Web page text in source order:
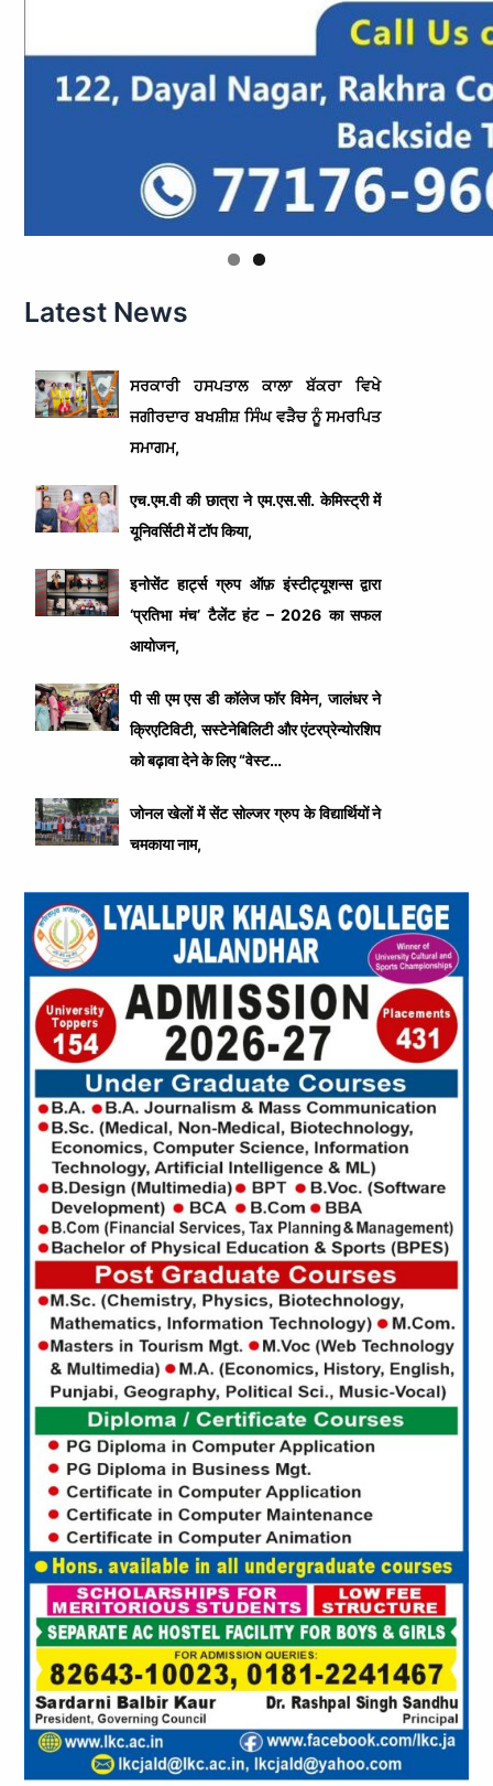
Latest News
ਸਰਕਾਰੀ ਹਸਪਤਾਲ ਕਾਲਾ ਬੱਕਰਾ ਵਿਖੇ
ਜਗੀਰਦਾਰ ਬਖਸ਼ੀਸ਼ ਸਿੰਘ ਵੜੈਚ ਨੂੰ ਸਮਰਪਿਤ
ਸਮਾਗਮ,
एच.एम.वी की छात्रा ने एम.एस.सी. केमिस्ट्री में
यूनिवर्सिटी में टॉप किया,
इनोसेंट हार्ट्स ग्रुप ऑफ़ इंस्टीट्यूशन्स द्वारा
‘प्रतिभा मंच’ टैलेंट हंट – 2026 का सफल
आयोजन,
पी सी एम एस डी कॉलेज फॉर विमेन, जालंधर ने
क्रिएटिविटी, सस्टेनेबिलिटी और एंटरप्रेन्योरशिप
को बढ़ावा देने के लिए “वेस्ट…
जोनल खेलों में सेंट सोल्जर ग्रुप के विद्यार्थियों ने
चमकाया नाम,